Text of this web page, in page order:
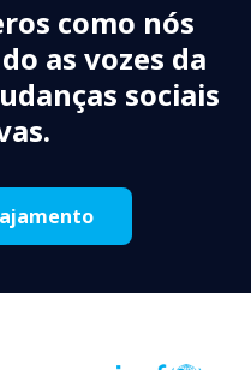
como nós
as vozes da
sociais